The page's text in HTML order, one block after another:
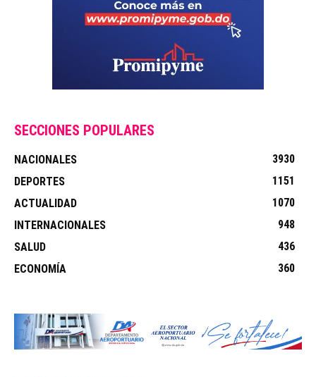
SECCIONES POPULARES
NACIONALES
3930
DEPORTES
1151
ACTUALIDAD
1070
INTERNACIONALES
948
SALUD
436
ECONOMÍA
360